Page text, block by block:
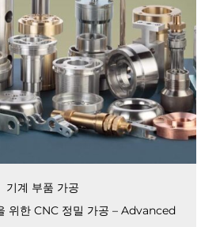
기계 부품 가공
위한 CNC 정밀 가공 – Advanced